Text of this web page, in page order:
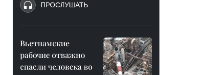
ПРОСЛУШАТЬ
Вьетнамские
рабочие отважно
спасли человека во